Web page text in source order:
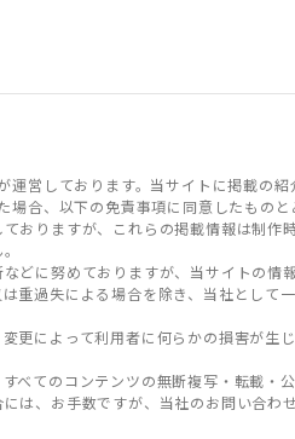
営しております。当サイトに掲載の
合、以下の免責事項に同意したものと
おりますが、これらの掲載情報は制
どに努めておりますが、当サイトの
重過失による場合を除き、当社とし
更によって利用者に何らかの損害が
べてのコンテンツの無断複写・転載・
は、お手数ですが、当社のお問い合わ